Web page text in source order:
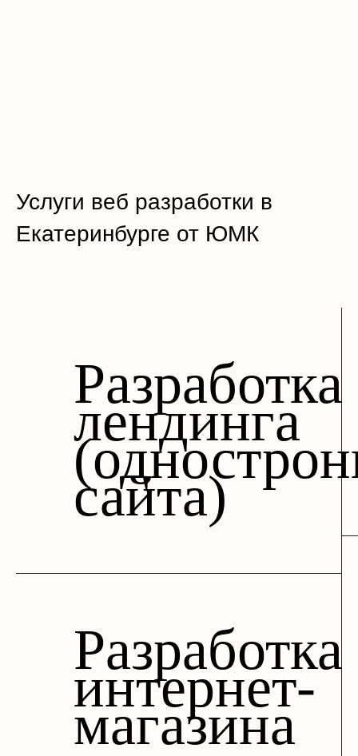
Услуги веб разработки в
Екатеринбурге от ЮМК
Разработка
лендинга
сайта)
Разработка
интернет-
магазина